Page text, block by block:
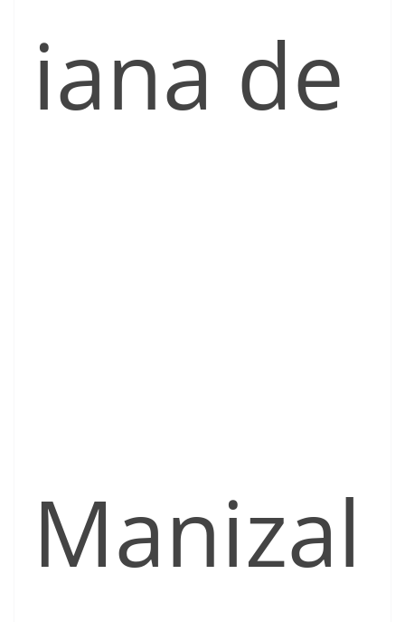
iana de
Manizal